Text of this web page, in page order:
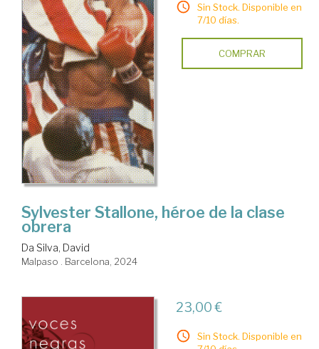
Sin Stock. Disponible en
7/10 días.
COMPRAR
Sylvester Stallone, héroe de la clase
obrera
Da Silva, David
Malpaso . Barcelona, 2024
23,00 €
Sin Stock. Disponible en